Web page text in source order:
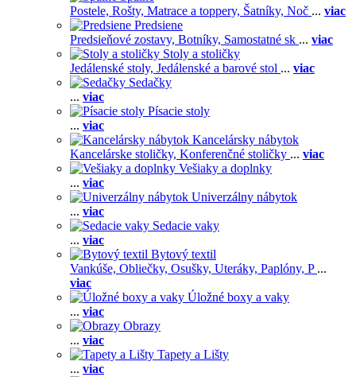
Postele, Rošty, Matrace a toppery, Šatníky, Noč ... viac
Predsiene
Predsieňové zostavy, Botníky, Samostatné sk ... viac
Stoly a stoličky
Jedálenské stoly, Jedálenské a barové stol ... viac
Sedačky
... viac
Písacie stoly
... viac
Kancelársky nábytok
Kancelárske stoličky, Konferenčné stoličky ... viac
Vešiaky a doplnky
... viac
Univerzálny nábytok
... viac
Sedacie vaky
... viac
Bytový textil
Vankúše, Obliečky, Osušky, Uteráky, Paplóny, P ...
viac
Úložné boxy a vaky
... viac
Obrazy
... viac
Tapety a Lišty
... viac